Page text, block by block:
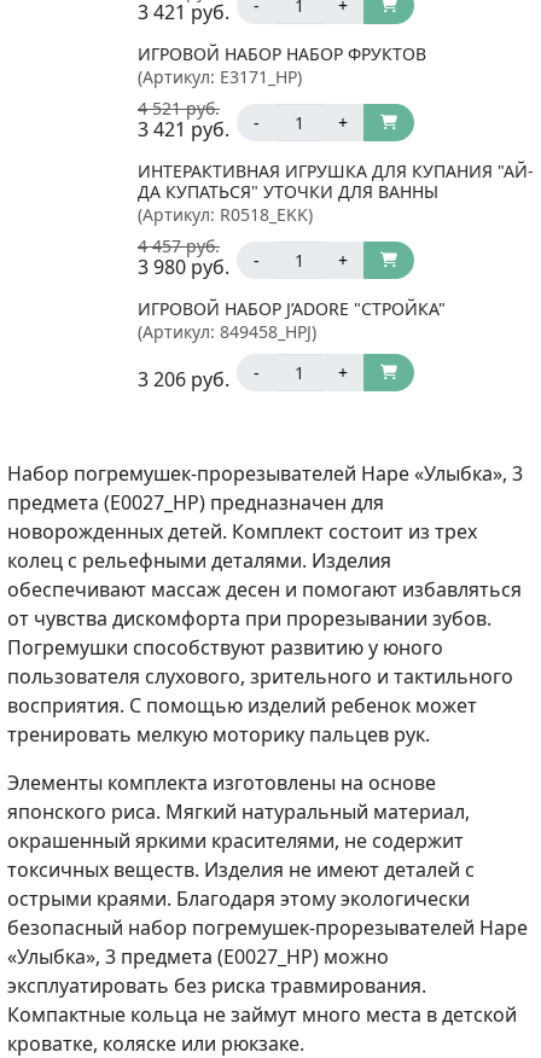
3 421 руб. - +
ИГРОВОЙ НАБОР НАБОР ФРУКТОВ
(Артикул: E3171_HP)
4 521руб.
3 421 руб. - +
ИНТЕРАКТИВНАЯ ИГРУШКА ДЛЯ КУПАНИЯ "АЙ-
ДА КУПАТЬСЯ" УТОЧКИ ДЛЯ ВАННЫ
(Артикул: R0518_EKK)
4 457руб.
3 980 руб. - +
ИГРОВОЙ НАБОР J’ADORE "СТРОЙКА"
(Артикул: 849458_HPJ)
3 206 руб. - +
Набор погремушек-прорезывателей Hape «Улыбка», 3
предмета (E0027_HP) предназначен для
новорожденных детей. Комплект состоит из трех
колец с рельефными деталями. Изделия
обеспечивают массаж десен и помогают избавляться
от чувства дискомфорта при прорезывании зубов.
Погремушки способствуют развитию у юного
пользователя слухового, зрительного и тактильного
восприятия. С помощью изделий ребенок может
тренировать мелкую моторику пальцев рук.
Элементы комплекта изготовлены на основе
японского риса. Мягкий натуральный материал,
окрашенный яркими красителями, не содержит
токсичных веществ. Изделия не имеют деталей с
острыми краями. Благодаря этому экологически
безопасный набор погремушек-прорезывателей Hape
«Улыбка», 3 предмета (E0027_HP) можно
эксплуатировать без риска травмирования.
Компактные кольца не займут много места в детской
кроватке, коляске или рюкзаке.